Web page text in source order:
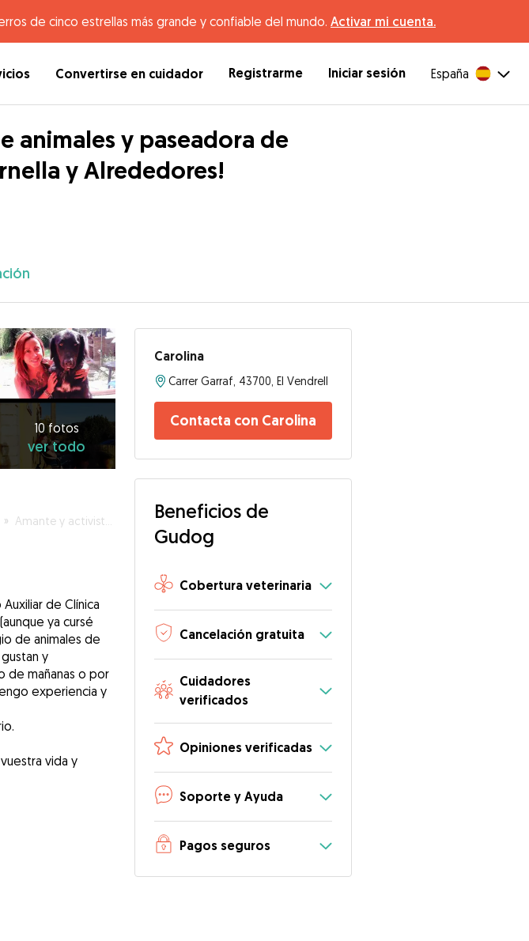
de cinco estrellas más grande y confiable del mundo. Activar mi cuenta.
Convertirse en cuidador Registrarme Iniciar sesión España
animales y paseadora de
y Alrededores!
10 fotos
ver todo
» Amante y activista de animales y paseadora de perrit@s ♥ ! BCN, Cornella y Alrededores!
de Clínica
ya cursé
de animales de
y
de mañanas o por
experiencia y
vida y
Carolina
Carrer Garraf, 43700, El Vendrell
Contacta con Carolina
Beneficios de
Gudog
Cobertura veterinaria
Cancelación gratuita
Cuidadores
verificados
Opiniones verificadas
Soporte y Ayuda
Pagos seguros